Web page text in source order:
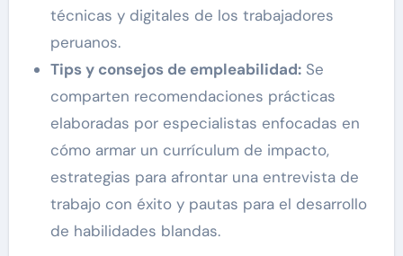
técnicas y digitales de los trabajadores
peruanos.
Tips y consejos de empleabilidad:Se
comparten recomendaciones prácticas
elaboradas por especialistas enfocadas en
cómo armar un currículum de impacto,
estrategias para afrontar una entrevista de
trabajo con éxito y pautas para el desarrollo
de habilidades blandas.